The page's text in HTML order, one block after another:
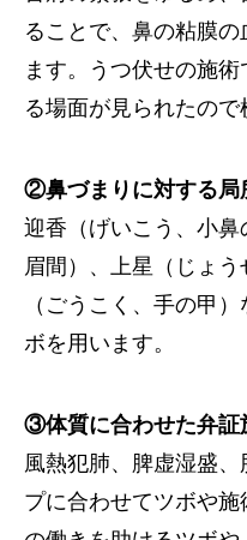
ることで、鼻の粘膜
ます。うつ伏せの施
る場面が見られたので
②鼻づまりに対する局
迎香（げいこう、小鼻
眉間）、上星（じょ
（ごうこく、手の甲
ボを用います。
③体質に合わせた弁証
風熱犯肺、脾虚湿盛
プに合わせてツボや